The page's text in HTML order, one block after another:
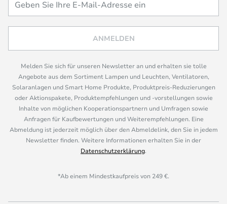
ANMELDEN
Melden Sie sich für unseren Newsletter an und erhalten sie tolle
Angebote aus dem Sortiment Lampen und Leuchten, Ventilatoren,
Solaranlagen und Smart Home Produkte, Produktpreis-Reduzierungen
oder Aktionspakete, Produktempfehlungen und -vorstellungen sowie
Inhalte von möglichen Kooperationspartnern und Umfragen sowie
Anfragen für Kaufbewertungen und Weiterempfehlungen. Eine
Abmeldung ist jederzeit möglich über den Abmeldelink, den Sie in jedem
Newsletter finden. Weitere Informationen erhalten Sie in der
Datenschutzerklärung.
*Ab einem Mindestkaufpreis von 249 €.